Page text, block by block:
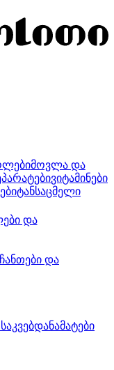
მოვლა და
ვიტამინები
ტანსაცმელი
და
ჩანთები და